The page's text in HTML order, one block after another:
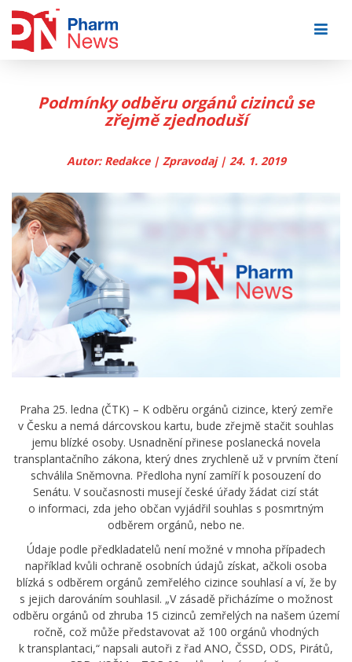
Podmínky odběru orgánů cizinců se
zřejmě zjednoduší
Autor: Redakce | Zpravodaj | 24. 1. 2019
Praha 25. ledna (ČTK) – K odběru orgánů cizince, který zemře
v Česku a nemá dárcovskou kartu, bude zřejmě stačit souhlas
jemu blízké osoby. Usnadnění přinese poslanecká novela
transplantačního zákona, který dnes zrychleně už v prvním čtení
schválila Sněmovna. Předloha nyní zamíří k posouzení do
Senátu. V současnosti musejí české úřady žádat cizí stát
o informaci, zda jeho občan vyjádřil souhlas s posmrtným
odběrem orgánů, nebo ne.
Údaje podle předkladatelů není možné v mnoha případech
například kvůli ochraně osobních údajů získat, ačkoli osoba
blízká s odběrem orgánů zemřelého cizince souhlasí a ví, že by
s jejich darováním souhlasil. „V zásadě přicházíme o možnost
odběru orgánů od zhruba 15 cizinců zemřelých na našem území
ročně, což může představovat až 100 orgánů vhodných
k transplantaci,“ napsali autoři z řad ANO, ČSSD, ODS, Pirátů,